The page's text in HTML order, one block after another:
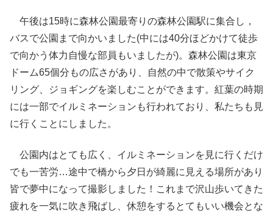
午後は15時に森林公園最寄りの森林公園駅に集合し，
バスで公園まで向かいました(中には40分ほどかけて徒歩
で向かう体力自慢な部員もいましたが)。森林公園は東京
ドーム65個分もの広さがあり、自然の中で散策やサイク
リング、ジョギングを楽しむことができます。紅葉の時期
には一部でイルミネーションも行われており、私たちも見
に行くことにしました。
公園内はとても広く、イルミネーションを見に行くだけ
でも一苦労…途中で橋から夕日が綺麗に見える場所があり
皆で夢中になって撮影しました！これまで沢山歩いてきた
疲れを一気に吹き飛ばし、休憩をするとてもいい機会とな